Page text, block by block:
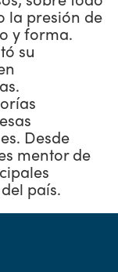
la presión de
y forma.
su
Desde
mentor de
país.